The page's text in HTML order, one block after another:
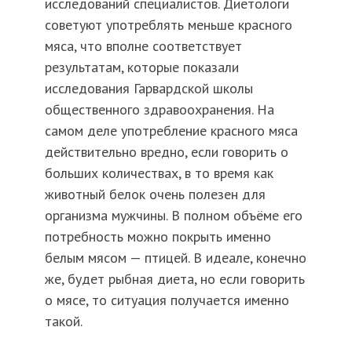
советуют употреблять меньше красного
мяса, что вполне соответствует
результатам, которые показали
исследования Гарвардской школы
общественного здравоохранения. На
самом деле употребление красного мяса
действительно вредно, если говорить о
больших количествах, в то время как
животный белок очень полезен для
организма мужчины. В полном объёме его
потребность можно покрыть именно
белым мясом — птицей. В идеале, конечно
же, будет рыбная диета, но если говорить
о мясе, то ситуация получается именно
такой.